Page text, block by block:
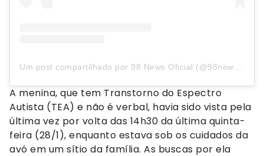
A menina, que tem Transtorno do Espectro
Autista (TEA) e não é verbal, havia sido vista pela
última vez por volta das 14h30 da última quinta-
feira (28/1), enquanto estava sob os cuidados da
avó em um sítio da família. As buscas por ela